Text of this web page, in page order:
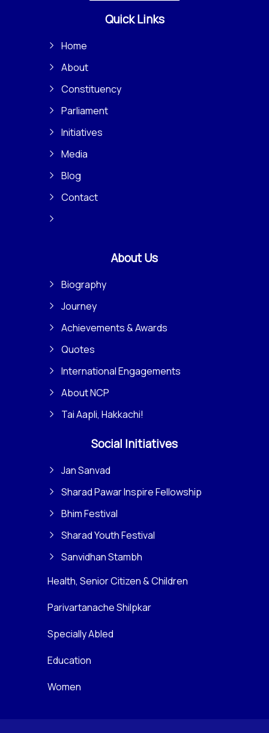
Quick Links
Home
About
Constituency
Parliament
Initiatives
Media
Blog
Contact
About Us
Biography
Journey
Achievements & Awards
Quotes
International Engagements
About NCP
Tai Aapli, Hakkachi!
Social Initiatives
Jan Sanvad
Sharad Pawar Inspire Fellowship
Bhim Festival
Sharad Youth Festival
Sanvidhan Stambh
Health, Senior Citizen & Children
Parivartanache Shilpkar
Specially Abled
Education
Women